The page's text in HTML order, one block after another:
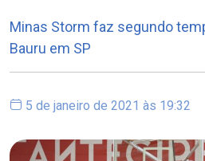
Minas Storm faz segundo
Bauru em SP
5 de janeiro de 2021 às 19:32